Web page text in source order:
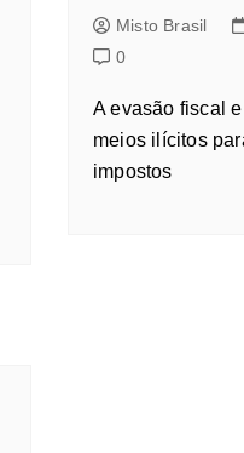
Misto Brasil
0
A evasão fiscal
meios ilícitos
impostos